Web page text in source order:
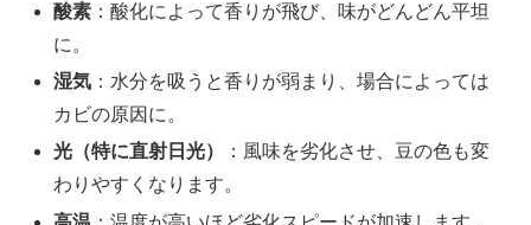
酸素 ：酸化によって香りが飛び、味がどんどん平坦
に。
湿気 ：水分を吸うと香りが弱まり、場合によっては
カビの原因に。
光（特に直射日光）
：風味を劣化させ、豆の色も変
わりやすくなります。